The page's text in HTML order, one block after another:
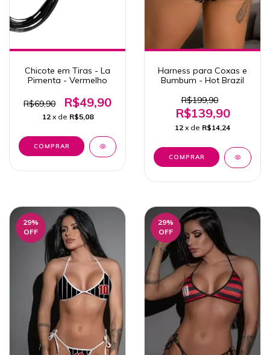
Chicote em Tiras - La
Pimenta - Vermelho
R$69,90 R$49,90
12 x de R$5,08
Harness para Coxas e
Bumbum - Hot Brazil
R$199,90
R$139,90
12 x de R$14,24
29%
OFF
29%
OFF